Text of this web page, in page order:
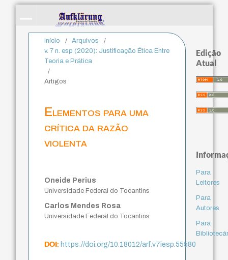
Início / Arquivos
/
v. 7 n. esp (2020): Justificação Ética Entre
Teoria e Prática
/
Artigos
Elementos para uma
crítica da razão
violenta
Oneide Perius
Universidade Federal do Tocantins
Carlos Mendes Rosa
Universidade Federal do Tocantins
DOI:https://doi.org/10.18012/arf.v7iesp.55580
Edição
Atual
Para
Leitores
Para
Autores
Para